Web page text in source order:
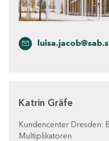
Katrin Gräfe
Kundencenter Dresden:
Multiplikatoren